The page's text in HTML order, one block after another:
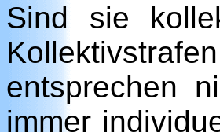
Sind sie
entsprechen
immer